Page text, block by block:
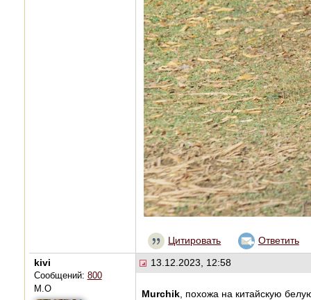
Цитировать Ответить
kivi
Сообщений: 800
М.О
13.12.2023, 12:58
Murchik, похожа на китайскую